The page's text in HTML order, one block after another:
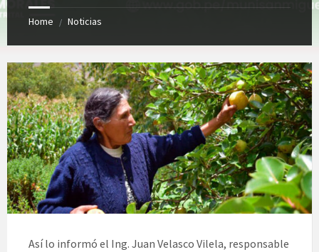
Home / Noticias
Así lo informó el Ing. Juan Velasco Vilela, responsable